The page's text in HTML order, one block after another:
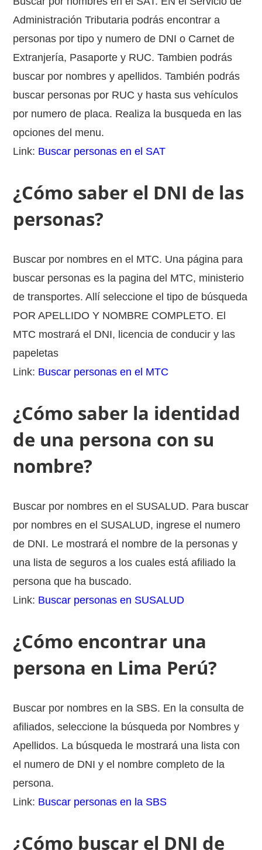
Administración Tributaria podrás encontrar a
personas por tipo y numero de DNI o Carnet de
Extranjería, Pasaporte y RUC. Tambien podrás
buscar por nombres y apellidos. También podrás
buscar personas por RUC y hasta sus vehículos
por numero de placa. Realiza la busqueda en las
opciones del menu.
Link: Buscar personas en el SAT
¿Cómo saber el DNI de las
personas?
Buscar por nombres en el MTC. Una página para
buscar personas es la pagina del MTC, ministerio
de transportes. Allí seleccione el tipo de búsqueda
POR APELLIDO Y NOMBRE COMPLETO. El
MTC mostrará el DNI, licencia de conducir y las
papeletas
Link: Buscar personas en el MTC
¿Cómo saber la identidad
de una persona con su
nombre?
Buscar por nombres en el SUSALUD. Para buscar
por nombres en el SUSALUD, ingrese el numero
de DNI. Le mostrará el nombre de la personas y
una lista de seguros a los cuales está afiliado la
persona que ha buscado.
Link: Buscar personas en SUSALUD
¿Cómo encontrar una
persona en Lima Perú?
Buscar por nombres en la SBS. En la consulta de
afiliados, seleccione la búsqueda por Nombres y
Apellidos. La búsqueda le mostrará una lista con
el numero de DNI y el nombre completo de la
persona.
Link: Buscar personas en la SBS
¿Cómo buscar el DNI de